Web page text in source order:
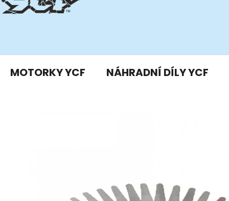
MOTORKY YCF NÁHRADNÍ DÍLY YCF